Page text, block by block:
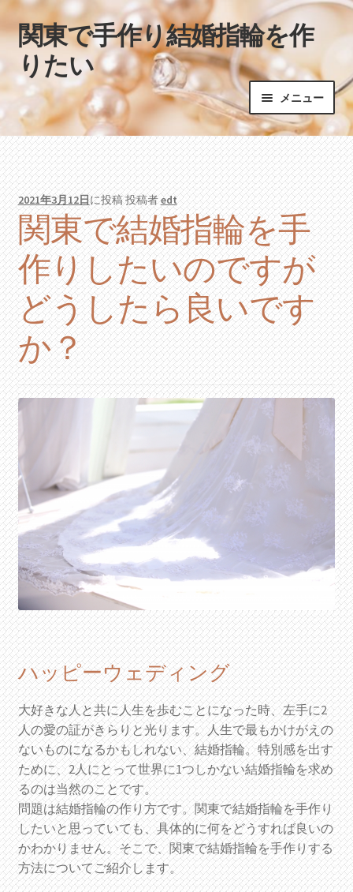
ナ
ビ
ゲ
ー
シ
ョ
ン
へ
ス
キ
ッ
プ
コ
ン
テ
ン
ツ
へ
ス
キ
ッ
プ
関東で手作り結婚指輪を作
りたい
メニュー
ホーム
2021年3月12日に投稿投稿者edt
関東で結婚指輪を手
作りしたいのですが
どうしたら良いです
か？
ハッピーウェディング
大好きな人と共に人生を歩むことになった時、左手に2
人の愛の証がきらりと光ります。人生で最もかけがえの
ないものになるかもしれない、結婚指輪。特別感を出す
ために、2人にとって世界に1つしかない結婚指輪を求め
るのは当然のことです。
問題は結婚指輪の作り方です。関東で結婚指輪を手作り
したいと思っていても、具体的に何をどうすれば良いの
かわかりません。そこで、関東で結婚指輪を手作りする
方法についてご紹介します。